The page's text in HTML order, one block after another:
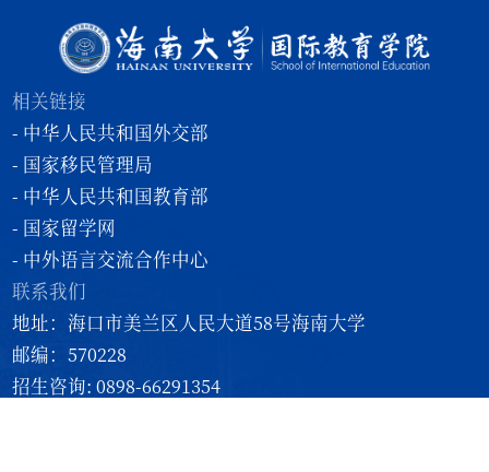
相关链接
- 中华人民共和国外交部
- 国家移民管理局
- 中华人民共和国教育部
- 国家留学网
- 中外语言交流合作中心
联系我们
地址：海口市美兰区人民大道58号海南大学
邮编：570228
招生咨询: 0898-66291354